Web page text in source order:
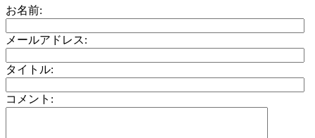
お名前:
メールアドレス:
タイトル:
コメント: